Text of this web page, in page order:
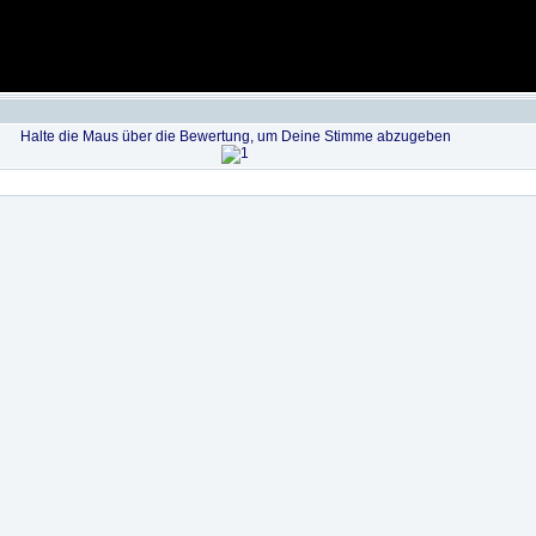
Halte die Maus über die Bewertung, um Deine Stimme abzugeben